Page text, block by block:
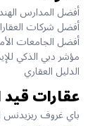
أفضل المدارس
أفضل شركات
أفضل الجامعات
مؤشر دبي الذكي
الدليل العقاري
عقارات
باي غروف ريزيدنس